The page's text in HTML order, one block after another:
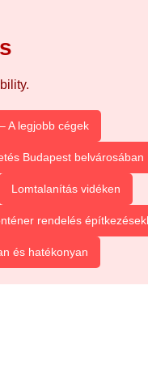
A legjobb cégek
Budapest belvárosában
Lomtalanítás vidéken
rendelés
és hatékonyan